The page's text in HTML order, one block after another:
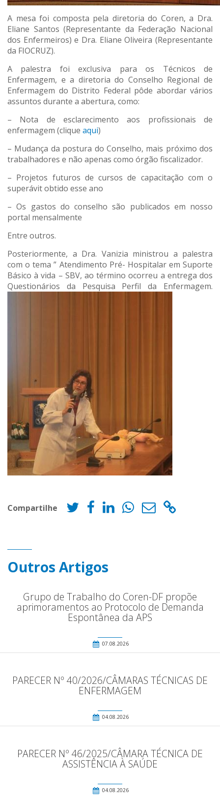
A mesa foi composta pela diretoria do Coren, a Dra.
Eliane Santos (Representante da Federação Nacional
dos Enfermeiros) e Dra. Eliane Oliveira (Representante
da FIOCRUZ).
A palestra foi exclusiva para os Técnicos de
Enfermagem, e a diretoria do Conselho Regional de
Enfermagem do Distrito Federal pôde abordar vários
assuntos durante a abertura, como:
– Nota de esclarecimento aos profissionais de
enfermagem (clique aqui)
– Mudança da postura do Conselho, mais próximo dos
trabalhadores e não apenas como órgão fiscalizador.
– Projetos futuros de cursos de capacitação com o
superávit obtido esse ano
– Os gastos do conselho são publicados em nosso
portal mensalmente
Entre outros.
Posteriormente, a Dra. Vanizia ministrou a palestra
com o tema ” Atendimento Pré- Hospitalar em Suporte
Básico à vida – SBV, ao término ocorreu a entrega dos
Questionários da Pesquisa Perfil da Enfermagem.
Compartilhe
Outros Artigos
Grupo de Trabalho do Coren-DF propõe
aprimoramentos ao Protocolo de Demanda
Espontânea da APS
07.08.2026
PARECER Nº 40/2026/CÂMARAS TÉCNICAS DE
ENFERMAGEM
04.08.2026
PARECER Nº 46/2025/CÂMARA TÉCNICA DE
ASSISTÊNCIA À SAÚDE
04.08.2026